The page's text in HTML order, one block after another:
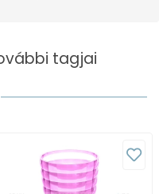
tagjai